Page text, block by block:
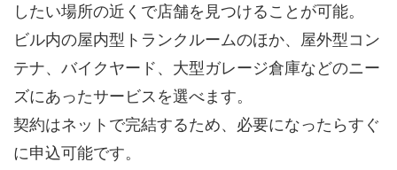
したい場所の近くで店舗を見つけることが可能。
ビル内の屋内型トランクルームのほか、屋外型コン
テナ、バイクヤード、大型ガレージ倉庫などのニー
ズにあったサービスを選べます。
契約はネットで完結するため、必要になったらすぐ
に申込可能です。